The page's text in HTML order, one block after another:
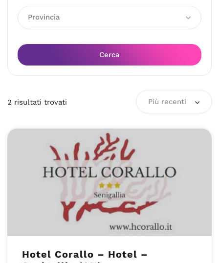
Provincia
Cerca
2 risultati trovati Più recenti
Hotel Corallo – Hotel –